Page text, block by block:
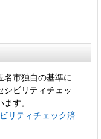
名市独自の基準に
シビリティチェッ
す。
ビリティチェック済